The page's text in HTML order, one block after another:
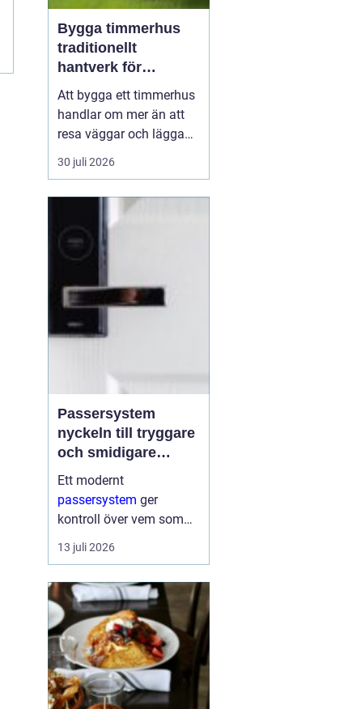
Bygga timmerhus
traditionellt
hantverk för
moderna behov
Att bygga ett timmerhus
handlar om mer än att
resa väggar och lägga
ett tak. Ett timmerhus är
ett långsiktigt hem,
som andas, åldras
vackert och ger en varm,
ombonad känsla.
att fler söker hållbara
boen...
30 juli 2026
Passersystem
nyckeln till tryggare
och smidigare
tillträde
Ett modernt
passersystem ger
kontroll över vem som
får komma in i en
byggnad, när de får
utrymmen. I stället för
fysiska nycklar används
ofta brickor, kort,...
13 juli 2026